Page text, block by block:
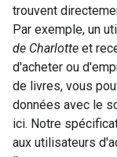
trouvent
Par exemple, un
de Charlotte et
d'acheter ou
de livres, vous
données avec le
ici. Notre
aux utilisateurs